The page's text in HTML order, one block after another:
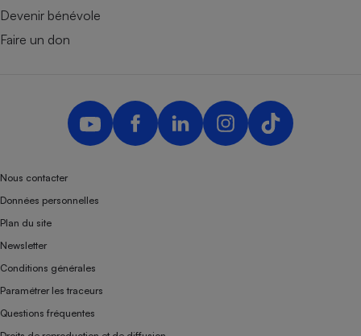
Devenir bénévole
Faire un don
Nous contacter
Données personnelles
Plan du site
Newsletter
Conditions générales
Paramétrer les traceurs
Questions fréquentes